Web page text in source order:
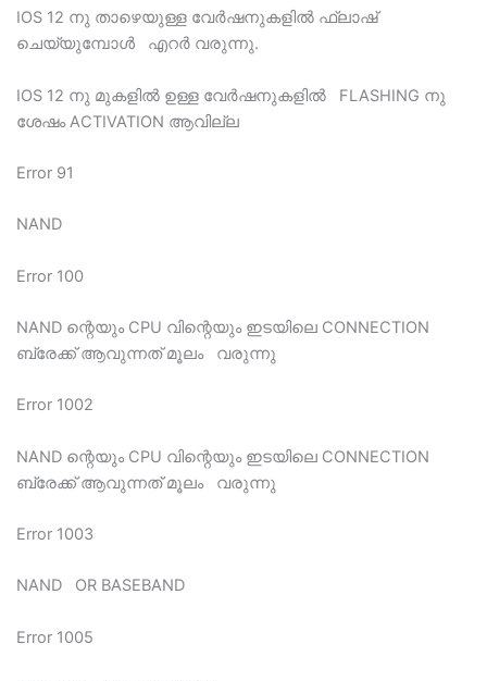
IOS 12 നു താഴെയുള്ള വേര്‍ഷനുകളില്‍ ഫ്ലാഷ്
ചെയ്യുമ്പോള്‍ എറര്‍ വരുന്നു.
IOS 12 നു മുകളില്‍ ഉള്ള വേര്‍ഷനുകളില്‍ FLASHING നു
ശേഷം ACTIVATION ആവില്ല
Error 91
NAND
Error 100
NAND ന്റെയും CPU വിന്റെയും ഇടയിലെ CONNECTION
ബ്രേക്ക്‌ ആവുന്നത് മൂലം വരുന്നു
Error 1002
NAND ന്റെയും CPU വിന്റെയും ഇടയിലെ CONNECTION
ബ്രേക്ക്‌ ആവുന്നത് മൂലം വരുന്നു
Error 1003
NAND OR BASEBAND
Error 1005